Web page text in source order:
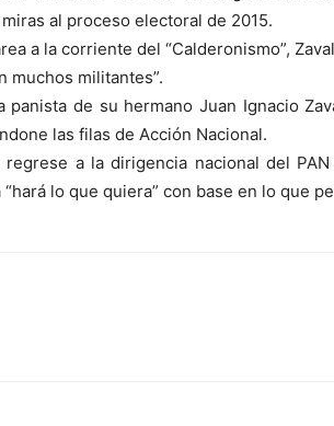
al proceso electoral de 2015.
a la corriente del “Calderonismo”,
muchos militantes”.
de su hermano Juan Ignacio
las filas de Acción Nacional.
a la dirigencia nacional del
lo que quiera” con base en lo que